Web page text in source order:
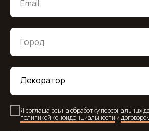
Я соглашаюсь на обработку персональных
политикой конфиденциальности и